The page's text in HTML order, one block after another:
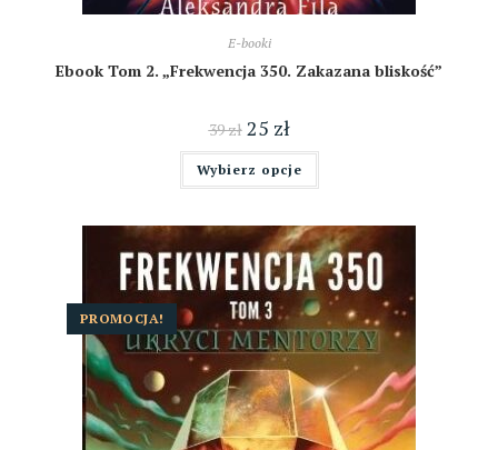
E-booki
Ebook Tom 2. „Frekwencja 350. Zakazana bliskość”
39zł 25 zł
Wybierz opcje
PROMOCJA!